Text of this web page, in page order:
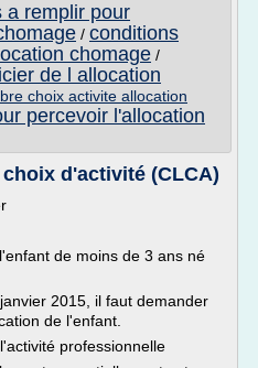
a remplir pour
/ conditions
chomage /
de l allocation
choix activite allocation
percevoir l'allocation
d'activité (CLCA)
de moins de 3 ans né
2015, il faut demander
de l'enfant.
professionnelle